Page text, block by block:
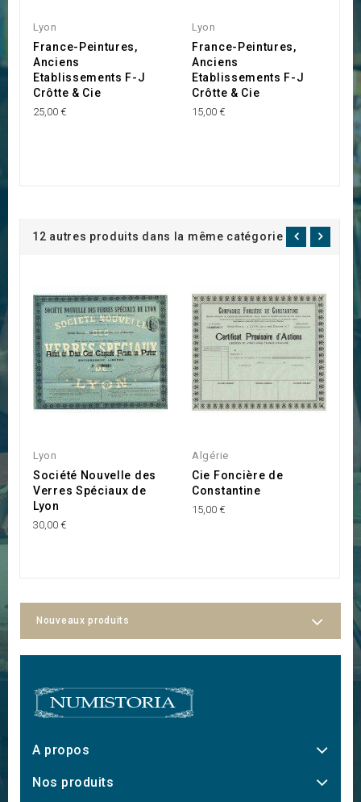
Lyon
France-Peintures,
Anciens
Etablissements F-J
Crôtte & Cie
25,00 €
Lyon
France-Peintures,
Anciens
Etablissements F-J
Crôtte & Cie
15,00 €
12 autres produits dans la même catégorie :
Lyon
Société Nouvelle des
Verres Spéciaux de
Lyon
30,00 €
Algérie
Cie Foncière de
Constantine
15,00 €
Nouveaux produits
A propos
Nos produits